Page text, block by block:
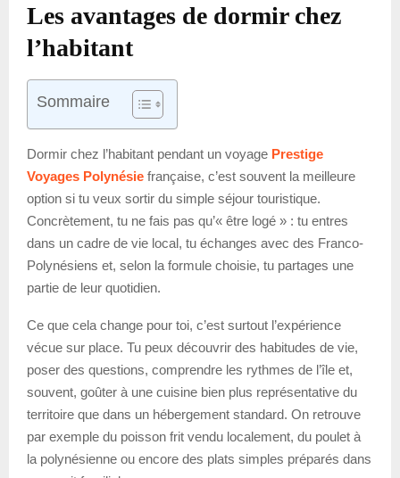
Les avantages de dormir chez
l’habitant
Sommaire
Dormir chez l’habitant pendant un voyage Prestige
Voyages Polynésie française, c’est souvent la meilleure
option si tu veux sortir du simple séjour touristique.
Concrètement, tu ne fais pas qu’« être logé » : tu entres
dans un cadre de vie local, tu échanges avec des Franco-
Polynésiens et, selon la formule choisie, tu partages une
partie de leur quotidien.
Ce que cela change pour toi, c’est surtout l’expérience
vécue sur place. Tu peux découvrir des habitudes de vie,
poser des questions, comprendre les rythmes de l’île et,
souvent, goûter à une cuisine bien plus représentative du
territoire que dans un hébergement standard. On retrouve
par exemple du poisson frit vendu localement, du poulet à
la polynésienne ou encore des plats simples préparés dans